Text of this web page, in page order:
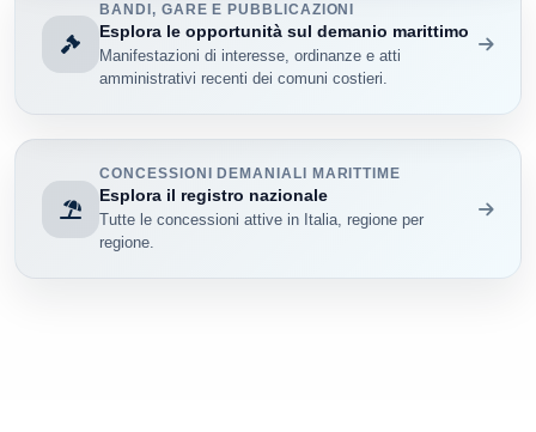
BANDI, GARE E PUBBLICAZIONI
Esplora le opportunità sul demanio marittimo
Manifestazioni di interesse, ordinanze e atti
amministrativi recenti dei comuni costieri.
CONCESSIONI DEMANIALI MARITTIME
Esplora il registro nazionale
Tutte le concessioni attive in Italia, regione per
regione.